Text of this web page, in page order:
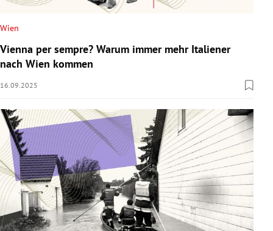
Wien
Vienna per sempre? Warum immer mehr Italiener
nach Wien kommen
16.09.2025